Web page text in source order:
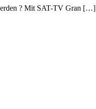
? Mit SAT-TV Gran […]